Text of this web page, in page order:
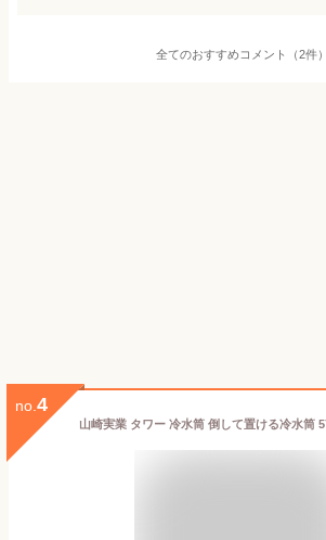
全てのおすすめコメント（2件）
no. 4